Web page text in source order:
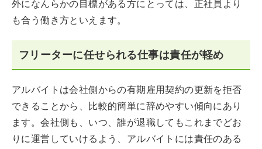
外になんらかの目標がある方にとっては、正社員より
も合う働き方といえます。
フリーターに任せられる仕事は責任が軽め
アルバイトは会社側からの有期雇用契約の更新を拒否
できることから、比較的簡単に辞めやすい傾向にあり
ます。会社側も、いつ、誰が退職してもこれまでどお
りに運営していけるよう、アルバイトには責任のある